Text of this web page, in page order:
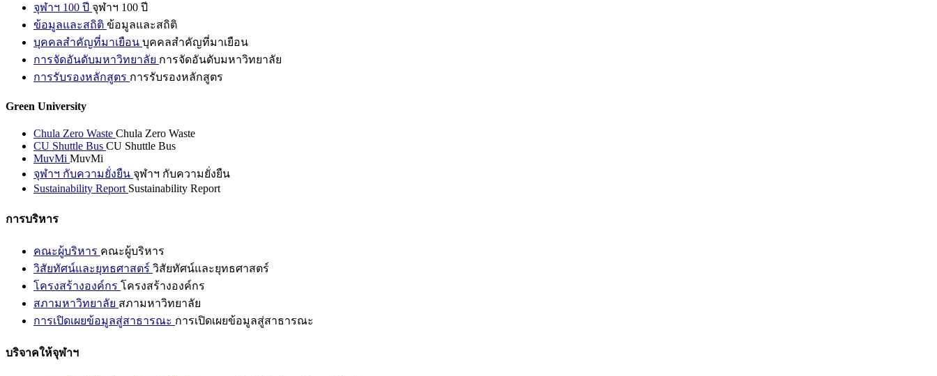
จุฬาฯ 100 ปี จุฬาฯ 100 ปี
ข้อมูลและสถิติ ข้อมูลและสถิติ
บุคคลสำคัญที่มาเยือน บุคคลสำคัญที่มาเยือน
การจัดอันดับมหาวิทยาลัย การจัดอันดับมหาวิทยาลัย
การรับรองหลักสูตร การรับรองหลักสูตร
Green University
Chula Zero Waste Chula Zero Waste
CU Shuttle Bus CU Shuttle Bus
MuvMi MuvMi
จุฬาฯ กับความยั่งยืน จุฬาฯ กับความยั่งยืน
Sustainability Report Sustainability Report
การบริหาร
คณะผู้บริหาร คณะผู้บริหาร
วิสัยทัศน์และยุทธศาสตร์ วิสัยทัศน์และยุทธศาสตร์
โครงสร้างองค์กร โครงสร้างองค์กร
สภามหาวิทยาลัย สภามหาวิทยาลัย
การเปิดเผยข้อมูลสู่สาธารณะ การเปิดเผยข้อมูลสู่สาธารณะ
บริจาคให้จุฬาฯ